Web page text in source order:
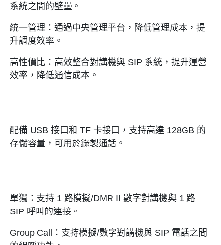
系統之間的壁壘。
統一管理：通過中央管理平台，降低管理成本，提
升調度效率。
高性價比：高效整合對講機與 SIP 系統，提升運營
效率，降低通信成本。
配備 USB 接口和 TF 卡接口，支持高達 128GB 的
存儲容量，可用於錄製通話。
單獨：支持 1 路模擬/DMR II 數字對講機與 1 路
SIP 呼叫的連接。
Group Call：支持模擬/數字對講機與 SIP 電話之間